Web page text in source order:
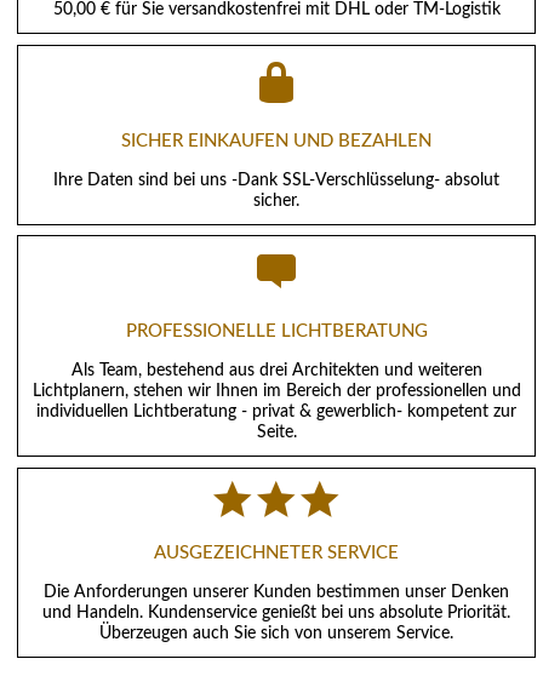
50,00 € für Sie versandkostenfrei mit DHL oder TM-Logistik
SICHER EINKAUFEN UND BEZAHLEN
Ihre Daten sind bei uns -Dank SSL-Verschlüsselung- absolut
sicher.
PROFESSIONELLE LICHTBERATUNG
Als Team, bestehend aus drei Architekten und weiteren
Lichtplanern, stehen wir Ihnen im Bereich der professionellen und
individuellen Lichtberatung - privat & gewerblich- kompetent zur
Seite.
AUSGEZEICHNETER SERVICE
Die Anforderungen unserer Kunden bestimmen unser Denken
und Handeln. Kundenservice genießt bei uns absolute Priorität.
Überzeugen auch Sie sich von unserem Service.